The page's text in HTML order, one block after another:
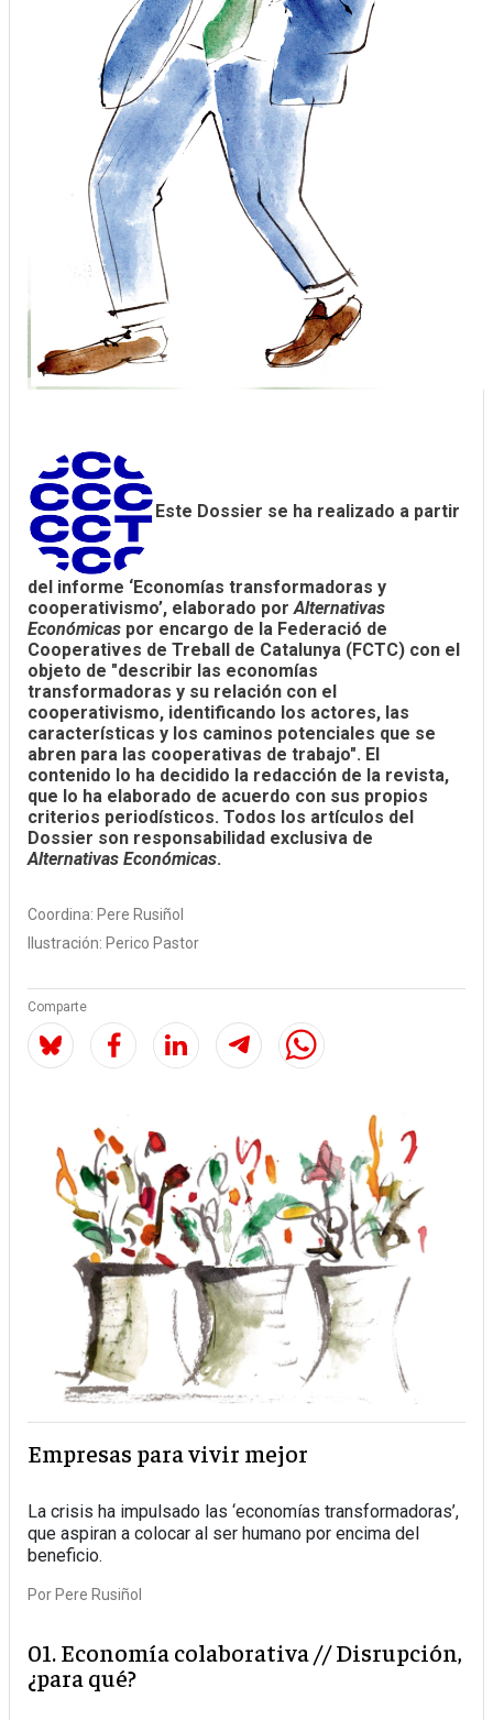
Este Dossier se ha realizado a partir
del informe ‘Economías transformadoras y
cooperativismo’, elaborado por Alternativas
Económicas por encargo de la Federació de
Cooperatives de Treball de Catalunya (FCTC) con el
objeto de "describir las economías
transformadoras y su relación con el
cooperativismo, identificando los actores, las
características y los caminos potenciales que se
abren para las cooperativas de trabajo". El
contenido lo ha decidido la redacción de la revista,
que lo ha elaborado de acuerdo con sus propios
criterios periodísticos. Todos los artículos del
Dossier son responsabilidad exclusiva de
Alternativas Económicas.
Coordina: Pere Rusiñol
Ilustración: Perico Pastor
Comparte
Empresas para vivir mejor
La crisis ha impulsado las ‘economías transformadoras’,
que aspiran a colocar al ser humano por encima del
beneficio.
Por Pere Rusiñol
01. Economía colaborativa // Disrupción,
¿para qué?